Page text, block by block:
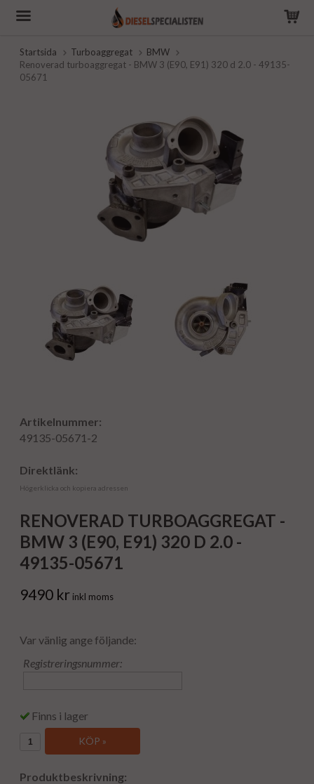
Startsida Turboaggregat
BMW
Renoverad turboaggregat - BMW 3 (E90, E91) 320 d 2.0 - 49135-
05671
Artikelnummer:
49135-05671-2
Direktlänk:
Högerklicka och kopiera adressen
RENOVERAD TURBOAGGREGAT -
BMW 3 (E90, E91) 320 D 2.0 -
49135-05671
9490 kr inkl moms
Var vänlig ange följande:
Registreringsnummer:
Finns i lager
KÖP »
Produktbeskrivning: